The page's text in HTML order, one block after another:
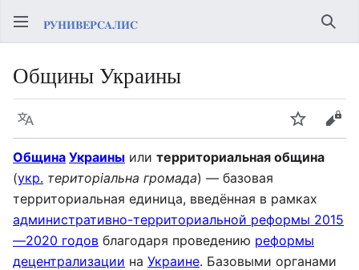
Общины Украины
Язык Следить
Община Украины или территориальная община
(укр. територіальна громада) — базовая
территориальная единица, введённая в рамках
административно-территориальной реформы 2015
—2020 годов благодаря проведению реформы
децентрализации на Украине. Базовыми органами